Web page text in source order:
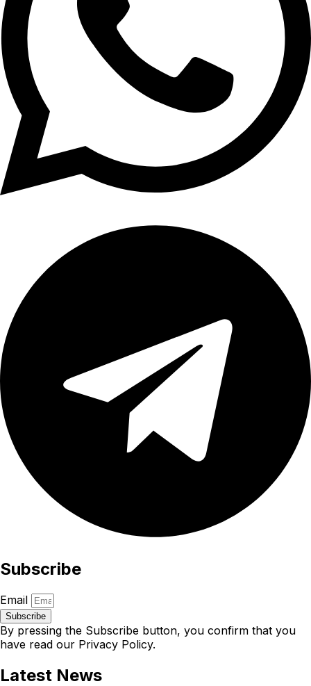
Subscribe
Email
Subscribe
By pressing the Subscribe button, you confirm that you
have read our Privacy Policy.
Latest News